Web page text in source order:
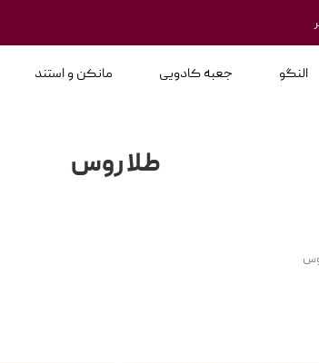
النگو جعبه کادویی مانکن و استند
طلا روس